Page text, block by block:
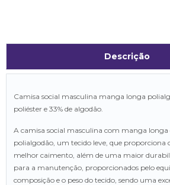
Descrição
Camisa social masculina manga longa
poliéster e 33% de algodão.
A camisa social masculina com manga longa
polialgodão, um tecido leve, que proporciona
melhor caimento, além de uma maior
para a manutenção, proporcionados pelo
composição e o peso do tecido, sendo uma